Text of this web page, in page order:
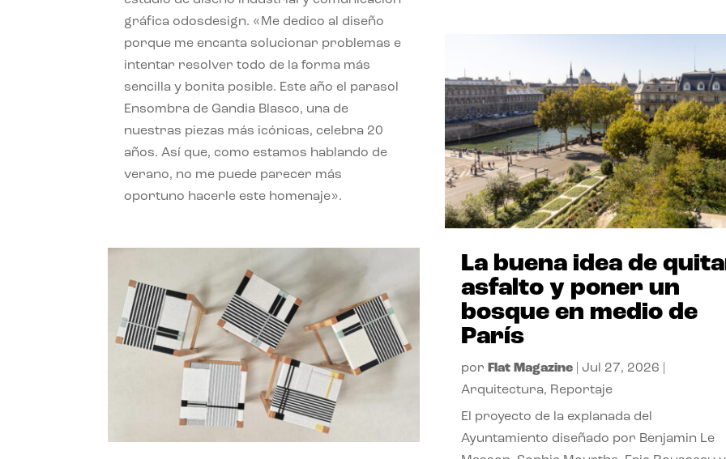
gráfica odosdesign. «Me dedico al diseño
porque me encanta solucionar problemas e
intentar resolver todo de la forma más
sencilla y bonita posible. Este año el parasol
Ensombra de Gandia Blasco, una de
nuestras piezas más icónicas, celebra 20
años. Así que, como estamos hablando de
verano, no me puede parecer más
oportuno hacerle este homenaje».
La buena idea de
asfalto y poner un
bosque en medio de
París
por Flat Magazine| Jul 27, 2026
Arquitectura, Reportaje
El proyecto de la explanada del
Ayuntamiento diseñado por Benjamin Le